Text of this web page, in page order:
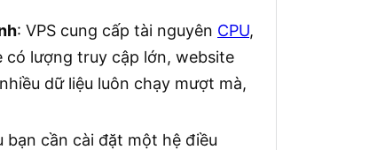
: VPS cung cấp tài nguyên CPU,
có lượng truy cập lớn, website
dữ liệu luôn chạy mượt mà,
bạn cần cài đặt một hệ điều